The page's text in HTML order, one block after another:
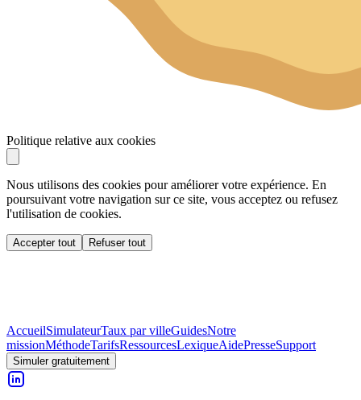
Politique relative aux cookies
Nous utilisons des cookies pour améliorer votre expérience. En
poursuivant votre navigation sur ce site, vous acceptez ou refusez
l'utilisation de cookies.
Accepter tout Refuser tout
AccueilSimulateurTaux par villeGuidesNotre
missionMéthodeTarifsRessourcesLexiqueAidePresseSupport
Simuler gratuitement